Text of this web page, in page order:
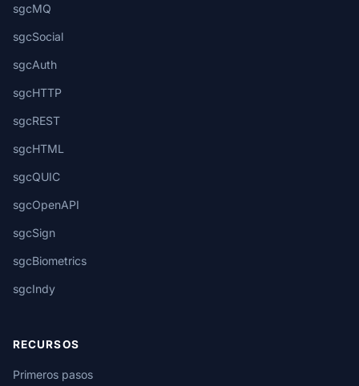
sgcMQ
sgcSocial
sgcAuth
sgcHTTP
sgcREST
sgcHTML
sgcQUIC
sgcOpenAPI
sgcSign
sgcBiometrics
sgcIndy
RECURSOS
Primeros pasos